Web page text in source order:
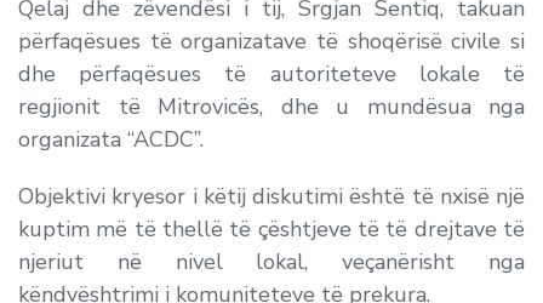
Qelaj dhe zëvendësi i tij, Srgjan Sentiq, takuan
përfaqësues të organizatave të shoqërisë civile si
dhe përfaqësues të autoriteteve lokale të
regjionit të Mitrovicës, dhe u mundësua nga
organizata “ACDC”.
Objektivi kryesor i këtij diskutimi është të nxisë një
kuptim më të thellë të çështjeve të të drejtave të
njeriut në nivel lokal, veçanërisht nga
këndvështrimi i komuniteteve të prekura.